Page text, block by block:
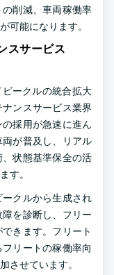
削減、車両稼働率
可能になります。
スサービス
ークルの統合拡大
ンスサービス業界
採用が急速に進ん
が普及し、リアル
状態基準保全の活
す。
クルから生成され
を診断し、フリー
きます。フリート
リートの稼働率向
させています。